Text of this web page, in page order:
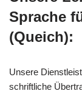
Sprache
(Queich):
Unsere
schriftliche